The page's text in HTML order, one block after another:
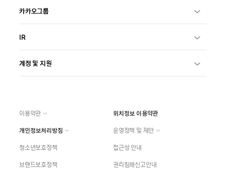
카카오그룹
IR
계정 및 지원
이용약관
위치정보 이용약관
개인정보처리방침
운영정책 및 제안
청소년보호정책
접근성 안내
브랜드보호정책
권리침해신고안내